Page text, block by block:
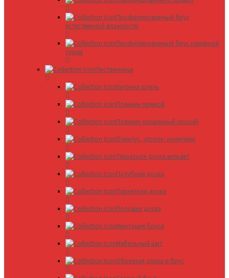
Профилированный брус
естественной влажности
Профилированный брус камерной
сушки
Лиственница
Вагонка штиль
Планкен прямой
Планкен скошенный (косой)
Плинтус, уголок, наличник
Террасная доска вельвет
Палубная доска
Паркетная доска
Половая доска
Имитация бруса
Мебельный щит
Обрезная доска и брус